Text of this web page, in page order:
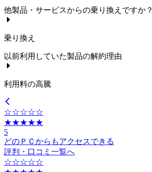
他製品・サービスからの乗り換えですか？
乗り換え
以前利用していた製品の解約理由
利用料の高騰
☆☆☆☆☆
★★★★★
5
どのＰＣからもアクセスできる
評判・口コミ一覧へ
☆☆☆☆☆